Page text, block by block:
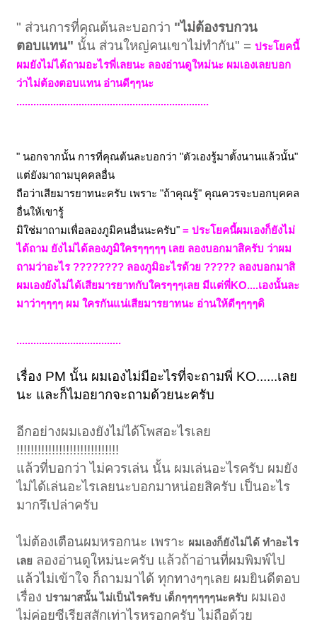
" ส่วนการที่คุณต้นละบอกว่า "ไม่ต้องรบกวน
ตอบแทน" นั้น ส่วนใหญ่คนเขาไม่ทำกัน" =ประโยคนี้
ผมยังไม่ได้ถามอะไรพี่เลยนะ ลองอ่านดูใหม่นะ ผมเองเลยบอก
ว่าไม่ต้องตอบแทน อ่านดีๆๆนะ
....................................................................
" นอกจากนั้น การที่คุณต้นละบอกว่า "ตัวเองรู้มาตั้งนานแล้วนั้น"
แต่ยังมาถามบุคคลอื่น
ถือว่าเสียมารยาทนะครับ เพราะ "ถ้าคุณรู้" คุณควรจะบอกบุคคล
อื่นให้เขารู้
มิใช่มาถามเพื่อลองภูมิคนอื่นนะครับ" = ประโยคนี้ผมเองก็ยังไม่
ได้ถาม ยังไม่ได้ลองภูมิใครๆๆๆๆๆ เลย ลองบอกมาสิครับ ว่าผม
ถามว่าอะไร ???????? ลองภูมิอะไรด้วย ????? ลองบอกมาสิ
ผมเองยังไม่ได้เสียมารยาทกับใครๆๆๆเลย มีแต่พี่KO....เองนั้นละ
มาว่าๆๆๆๆ ผม ใครกันแน่เสียมารยาทนะ อ่านให้ดีๆๆๆๆดิ
.....................................
เรื่อง PM นั้น ผมเองไม่มีอะไรที่จะถามพี่ KO......เลย
นะ และก็ไมอยากจะถามด้วยนะครับ
อีกอย่างผมเองยังไม่ได้โพสอะไรเลย
!!!!!!!!!!!!!!!!!!!!!!!!!!!!!
แล้วที่บอกว่า ไม่ควรเล่น นั้น ผมเล่นอะไรครับ ผมยัง
ไม่ได้เล่นอะไรเลยนะบอกมาหน่อยสิครับ เป็นอะไร
มากรึเปล่าครับ
ไม่ต้องเตือนผมหรอกนะ เพราะ ผมเองก็ยังไม่ได้ ทำอะไร
เลย ลองอ่านดูใหม่นะครับ แล้วถ้าอ่านที่ผมพิมพ์ไป
แล้วไม่เข้าใจ ก็ถามมาได้ ทุกทางๆๆเลย ผมยินดีตอบ
เรื่องปรามาสนั้น ไม่เป็นไรครับ เด็กๆๆๆๆๆๆนะครับ ผมเอง
ไม่ค่อยซีเรียสสักเท่าไรหรอกครับ ไม่ถือด้วย